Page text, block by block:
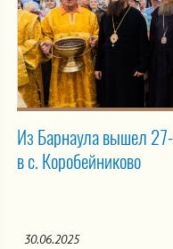
Из Барнаула вышел
в с. Коробейниково
30.06.2025